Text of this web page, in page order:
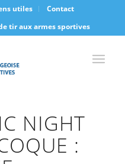
utiles
Contact
tir aux armes sportives
NIGHT
: